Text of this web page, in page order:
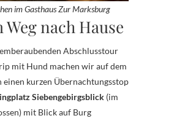
im Gasthaus Zur Marksburg
Weg nach Hause
Abschlusstour
mit Hund machen wir auf dem
einen kurzen Übernachtungsstop
Siebengebirgsblick (im
mit Blick auf Burg